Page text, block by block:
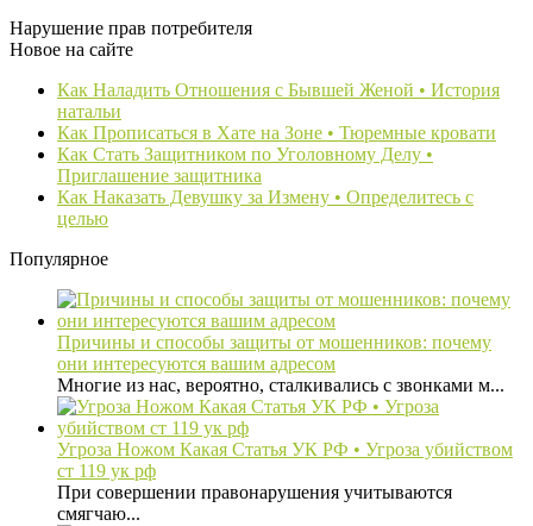
Нарушение прав потребителя
Новое на сайте
Как Наладить Отношения с Бывшей Женой • История
натальи
Как Прописаться в Хате на Зоне • Тюремные кровати
Как Стать Защитником по Уголовному Делу •
Приглашение защитника
Как Наказать Девушку за Измену • Определитесь с
целью
Популярное
Причины и способы защиты от мошенников: почему
они интересуются вашим адресом
Многие из нас, вероятно, сталкивались с звонками м...
Угроза Ножом Какая Статья УК РФ • Угроза убийством
ст 119 ук рф
При совершении правонарушения учитываются
смягчаю...